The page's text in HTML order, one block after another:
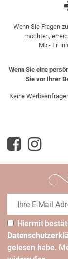
Wenn Sie Fragen
möchten,
Mo.- Fr. in
Wenn Sie eine
Sie vor Ihrer
Keine
Hiermit
gelesen habe.